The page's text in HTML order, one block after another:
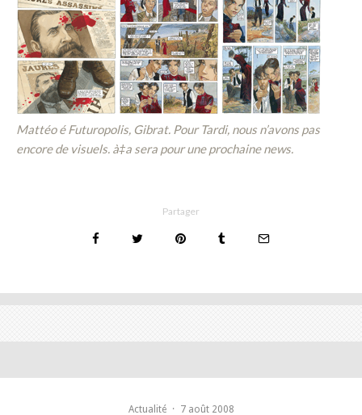
Mattéo é Futuropolis, Gibrat. Pour Tardi, nous n’avons pas
encore de visuels. à‡a sera pour une prochaine news.
Partager
Actualité · 7 août 2008